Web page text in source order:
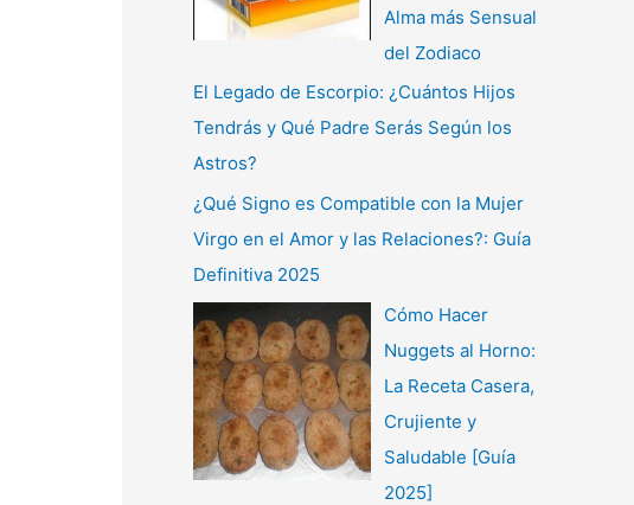
Alma más Sensual
del Zodiaco
El Legado de Escorpio: ¿Cuántos Hijos
Tendrás y Qué Padre Serás Según los
Astros?
¿Qué Signo es Compatible con la Mujer
Virgo en el Amor y las Relaciones?: Guía
Definitiva 2025
Cómo Hacer
Nuggets al Horno:
La Receta Casera,
Crujiente y
Saludable [Guía
2025]